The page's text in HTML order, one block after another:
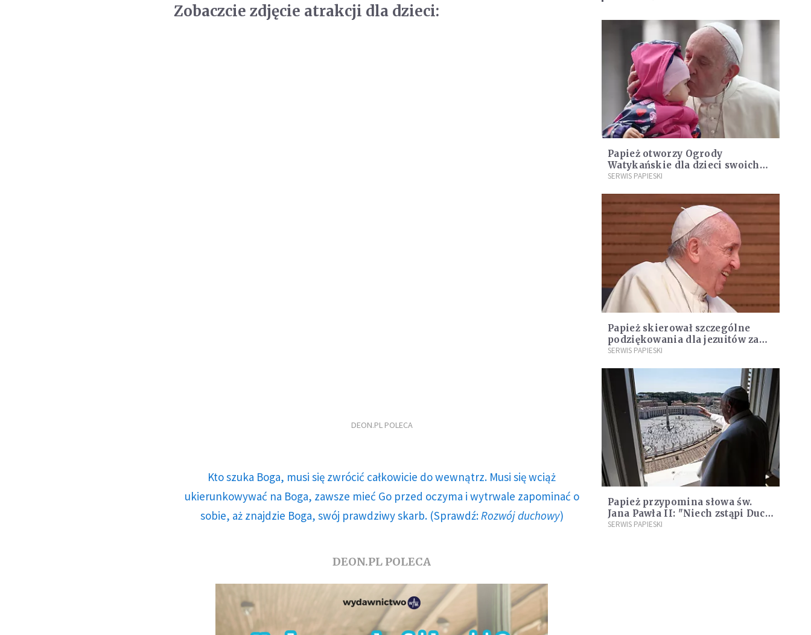
Zobaczcie zdjęcie atrakcji dla dzieci:
DEON.PL POLECA
Kto szuka Boga, musi się zwrócić całkowicie do wewnątrz. Musi się wciąż
ukierunkowywać na Boga, zawsze mieć Go przed oczyma i wytrwale zapominać o
sobie, aż znajdzie Boga, swój prawdziwy skarb. (Sprawdź: Rozwój duchowy)
DEON.PL POLECA
Papież otworzy Ogrody
Watykańskie dla dzieci swoich
pracowników
SERWIS PAPIESKI
Papież skierował szczególne
podziękowania dla jezuitów za
ich pomoc imigrantom i
SERWIS PAPIESKI
Papież przypomina słowa św.
Jana Pawła II: "Niech zstąpi Duch
Twój i odnowi oblicze ziemi!"
SERWIS PAPIESKI